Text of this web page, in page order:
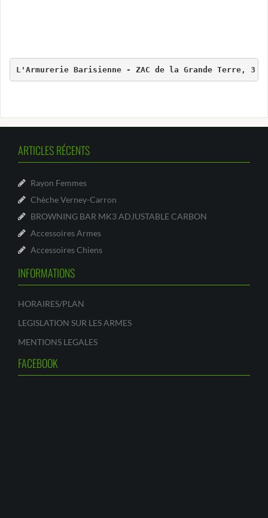
L'Armurerie Barisienne - ZAC de la Grande Terre, 3
ARTICLES RÉCENTS
Rayon Femmes
Chèche Verney-Carron
BROWNING BAR MK3 ADJUSTABLE CARBON
Accessoires Armes
Accessoires Chiens
INFORMATIONS
HORAIRES/PLAN
LEGISLATION SUR LES ARMES
MENTIONS LEGALES
FACEBOOK